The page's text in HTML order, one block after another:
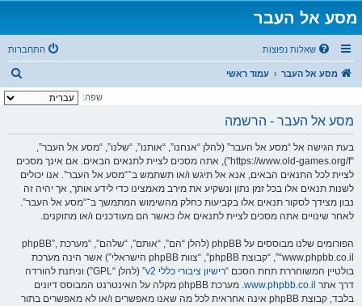
מסע אל העבר
שאלות נפוצות התחברות
מסע אל העבר עמוד ראשי
י
שפה:
מסע אל העבר - הרשמה
בעת הגישה אל “מסע אל העבר” (להלן “אנחנו”, “אותנו”, “שלנו”, “מסע אל העבר”,
“https://www.old-games.org/f”), אתה מסכים לציית לתנאים הבאים. אם אינך מסכים
לציית לכל התנאים הבאים, אנא אל תיגש ו/או תשתמש ב־“מסע אל העבר”. אנו יכולים
לשנות תנאים אלו בכל זמן נתון ונשקיע את מירב מאמצינו כדי לידע אותך, אך יהיה זה
נבון מצידך לסקור תנאים אלו בקביעות כחלק מהשימוש המתמשך ב־“מסע אל העבר”.
לאחר שינויים אתה מסכים לציית לתנאים אלו כאשר הם מעודכנים ו/או מתוקנים.
הפורומים שלנו מבוססים על phpBB (להלן “הם”, “אותם”, “שלהם”, “מערכת phpBB”,
“www.phpbb.co.il”, “קבוצת phpBB”, “צוות phpBB הישראלי”) אשר הינה מערכת
בולטיין המשוחררת תחת הסכם “רישיון ציבורי כללי v2
” (להלן “GPL”) וניתנת להורדה
דרך אתר www.phpbb.co.il
. מערכת phpBB מקלה על האינטרנט המבוסס דיונים
בלבד, קבוצת phpBB אינה אחראית לכל מה שאנו מאפשרים ו/או לא מאפשרים בתור